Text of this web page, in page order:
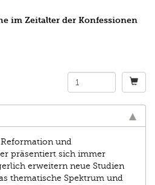
im Zeitalter der Konfessionen
und
präsentiert sich immer
erweitern neue Studien
thematische Spektrum und